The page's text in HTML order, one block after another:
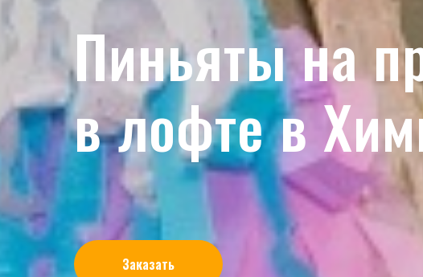
Пиньяты на
в лофте в
Заказать